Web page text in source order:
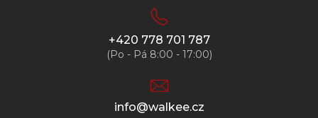
+420 778 701 787
(Po - Pá 8:00 - 17:00)
info@walkee.cz